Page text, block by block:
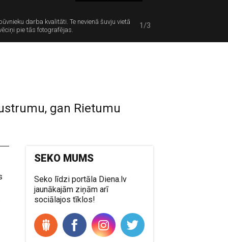
darba kvalitāti. Te nevienā šuvju vietā
pie tās fotografējas.
1/3
gan Rietumu
SEKO MUMS
Seko līdzi portāla Diena.lv
jaunākajām ziņām arī
sociālajos tīklos!